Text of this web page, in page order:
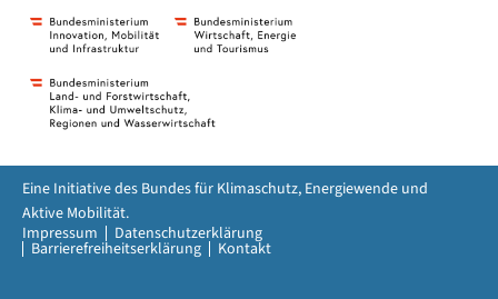
Impressum Datenschutzerklärung
Barrierefreiheitserklärung Kontakt
Eine Initiative des Bundes für Klimaschutz, Energiewende und
Aktive Mobilität.